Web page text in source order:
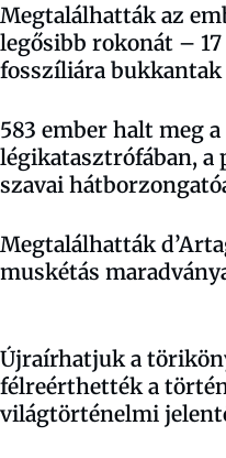
Megtalálhatták az
legősibb rokonát –
fosszíliára bukkantak
583 ember halt meg a
légikatasztrófában, a
szavai
Megtalálhatták
muskétás
Újraírhatjuk a
félreérthették a
világtörténelmi